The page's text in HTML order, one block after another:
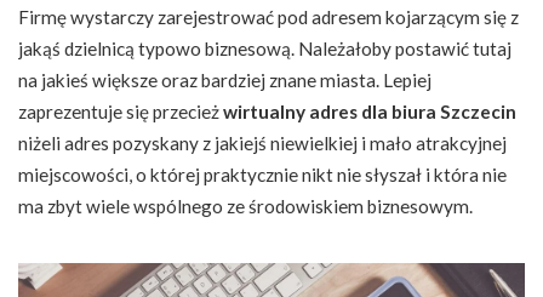
Firmę wystarczy zarejestrować pod adresem kojarzącym się z
jakąś dzielnicą typowo biznesową. Należałoby postawić tutaj
na jakieś większe oraz bardziej znane miasta. Lepiej
zaprezentuje się przecieżwirtualny adres dla biura Szczecin
niżeli adres pozyskany z jakiejś niewielkiej i mało atrakcyjnej
miejscowości, o której praktycznie nikt nie słyszał i która nie
ma zbyt wiele wspólnego ze środowiskiem biznesowym.